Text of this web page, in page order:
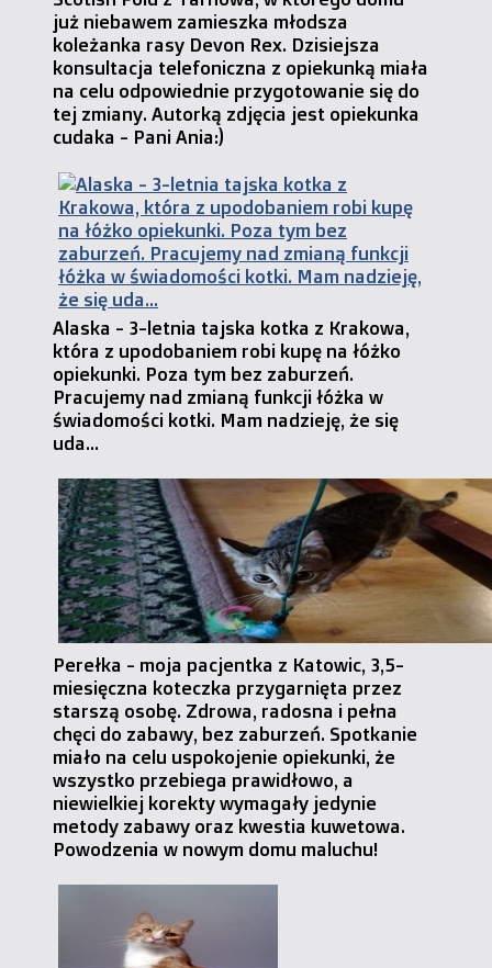
już niebawem zamieszka młodsza
koleżanka rasy Devon Rex. Dzisiejsza
konsultacja telefoniczna z opiekunką miała
na celu odpowiednie przygotowanie się do
tej zmiany. Autorką zdjęcia jest opiekunka
cudaka - Pani Ania:)
Alaska - 3-letnia tajska kotka z Krakowa,
która z upodobaniem robi kupę na łóżko
opiekunki. Poza tym bez zaburzeń.
Pracujemy nad zmianą funkcji łóżka w
świadomości kotki. Mam nadzieję, że się
uda...
Perełka - moja pacjentka z Katowic, 3,5-
miesięczna koteczka przygarnięta przez
starszą osobę. Zdrowa, radosna i pełna
chęci do zabawy, bez zaburzeń. Spotkanie
miało na celu uspokojenie opiekunki, że
wszystko przebiega prawidłowo, a
niewielkiej korekty wymagały jedynie
metody zabawy oraz kwestia kuwetowa.
Powodzenia w nowym domu maluchu!